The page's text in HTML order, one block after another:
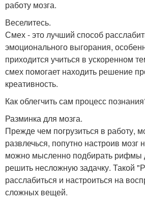
работу мозга.
Веселитесь.
Смех - это лучший способ
эмоционального выгорания,
приходится учиться в ускоренном
смех помогает находить решение
креативность.
Как облегчить сам процесс
Разминка для мозга.
Прежде чем погрузиться в работу,
развлечься, попутно настроив
можно мысленно подбирать рифмы
решить несложную задачку. Такой
расслабиться и настроиться на
сложных вещей.